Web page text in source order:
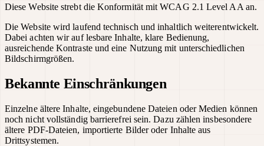
Diese Website strebt die Konformität mit WCAG 2.1 Level AA an.
Die Website wird laufend technisch und inhaltlich weiterentwickelt.
Dabei achten wir auf lesbare Inhalte, klare Bedienung,
ausreichende Kontraste und eine Nutzung mit unterschiedlichen
Bildschirmgrößen.
Bekannte Einschränkungen
Einzelne ältere Inhalte, eingebundene Dateien oder Medien können
noch nicht vollständig barrierefrei sein. Dazu zählen insbesondere
ältere PDF-Dateien, importierte Bilder oder Inhalte aus
Drittsystemen.